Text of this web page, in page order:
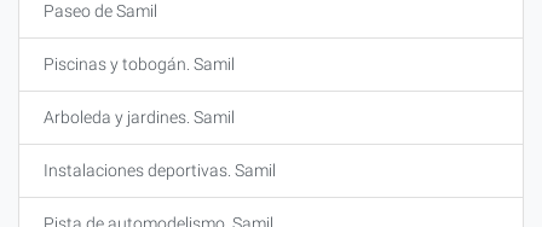
Paseo de Samil
Piscinas y tobogán. Samil
Arboleda y jardines. Samil
Instalaciones deportivas. Samil